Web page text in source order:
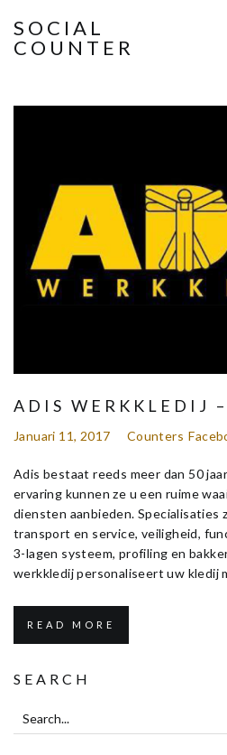
SOCIAL
COUNTER
ADIS WERKKLEDIJ
Januari 11, 2017 Counters
Adis bestaat reeds meer dan 50
ervaring kunnen ze u een ruime
diensten aanbieden. Specialisaties
transport en service, veiligheid,
3-lagen systeem, profiling en
werkkledij personaliseert uw kledij
READ MORE
SEARCH